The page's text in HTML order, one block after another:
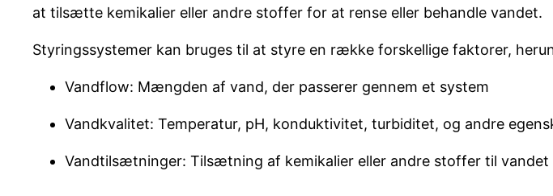
at tilsætte kemikalier eller andre stoffer for at rense eller behandle vandet.
Styringssystemer kan bruges til at styre en række forskellige faktorer,
Vandflow: Mængden af vand, der passerer gennem et system
Vandkvalitet: Temperatur, pH, konduktivitet, turbiditet, og andre
Vandtilsætninger: Tilsætning af kemikalier eller andre stoffer til vandet